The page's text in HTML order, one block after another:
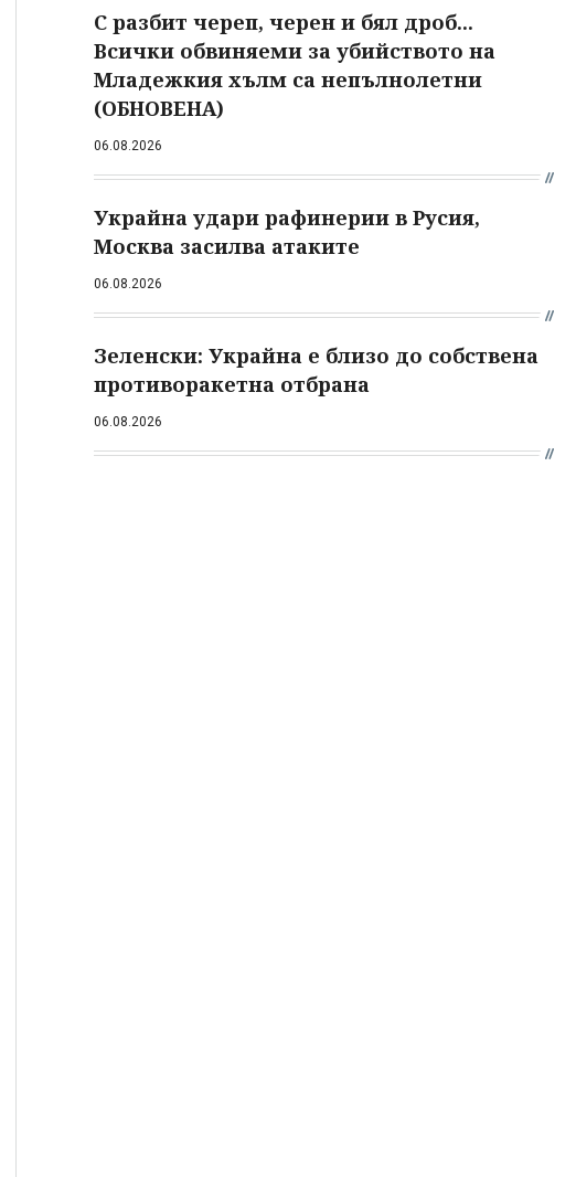
С разбит череп, черен и бял дроб...
Всички обвиняеми за убийството на
Младежкия хълм са непълнолетни
(ОБНОВЕНА)
06.08.2026
Украйна удари рафинерии в Русия,
Москва засилва атаките
06.08.2026
Зеленски: Украйна е близо до собствена
противоракетна отбрана
06.08.2026